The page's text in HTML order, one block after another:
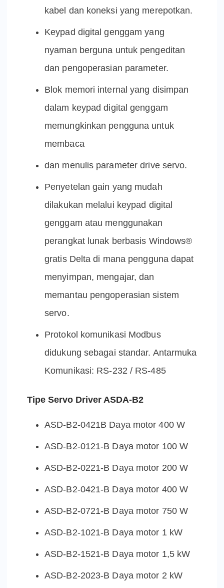
kabel dan koneksi yang merepotkan.
Keypad digital genggam yang
nyaman berguna untuk pengeditan
dan pengoperasian parameter.
Blok memori internal yang disimpan
dalam keypad digital genggam
memungkinkan pengguna untuk
membaca
dan menulis parameter drive servo.
Penyetelan gain yang mudah
dilakukan melalui keypad digital
genggam atau menggunakan
perangkat lunak berbasis Windows®
gratis Delta di mana pengguna dapat
menyimpan, mengajar, dan
memantau pengoperasian sistem
servo.
Protokol komunikasi Modbus
didukung sebagai standar. Antarmuka
Komunikasi: RS-232 / RS-485
Tipe Servo Driver ASDA-B2
ASD-B2-0421B Daya motor 400 W
ASD-B2-0121-B Daya motor 100 W
ASD-B2-0221-B Daya motor 200 W
ASD-B2-0421-B Daya motor 400 W
ASD-B2-0721-B Daya motor 750 W
ASD-B2-1021-B Daya motor 1 kW
ASD-B2-1521-B Daya motor 1,5 kW
ASD-B2-2023-B Daya motor 2 kW